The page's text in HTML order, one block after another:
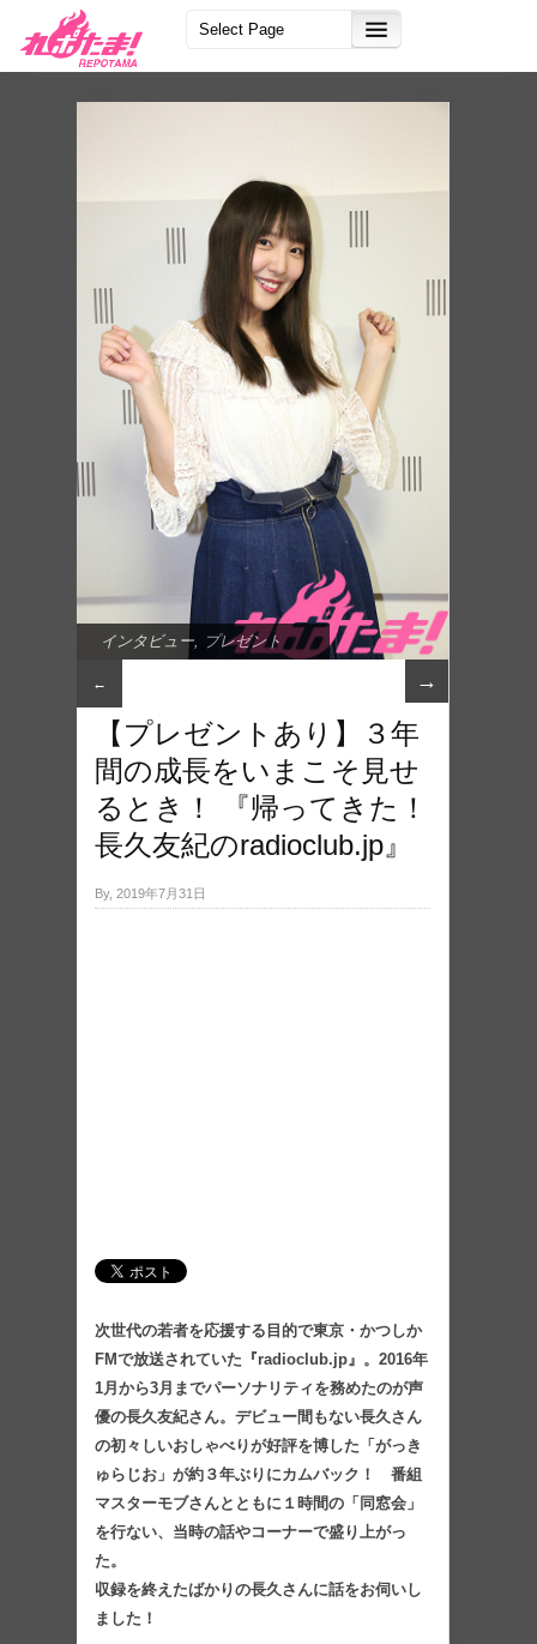
インタビュー, プレゼント
← →
【プレゼントあり】３年
間の成長をいまこそ見せ
るとき！ 『帰ってきた！
長久友紀のradioclub.jp』
By, 2019年7月31日
次世代の若者を応援する目的で東京・かつしか
FMで放送されていた『radioclub.jp』。2016年
1月から3月までパーソナリティを務めたのが声
優の長久友紀さん。デビュー間もない長久さん
の初々しいおしゃべりが好評を博した「がっき
ゅらじお」が約３年ぶりにカムバック！ 番組
マスターモブさんとともに１時間の「同窓会」
を行ない、当時の話やコーナーで盛り上がっ
た。
収録を終えたばかりの長久さんに話をお伺いし
ました！